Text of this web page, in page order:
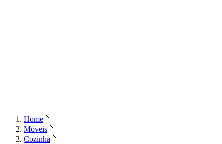
Home
Móveis
Cozinha